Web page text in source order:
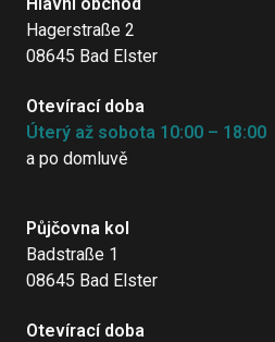
Hagerstraße 2
08645 Bad Elster
Otevírací doba
Úterý až sobota 10:00 – 18:00
a po domluvě
Půjčovna kol
Badstraße 1
08645 Bad Elster
Otevírací doba